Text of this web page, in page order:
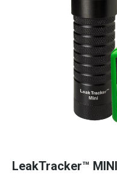
LeakTracker™ MINI